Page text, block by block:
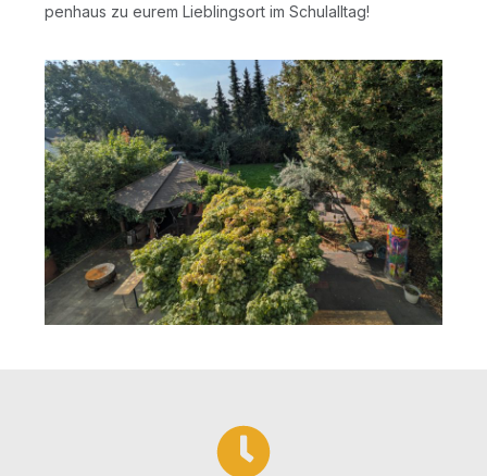
pen­haus zu eurem Lieb­lings­ort im Schulalltag!